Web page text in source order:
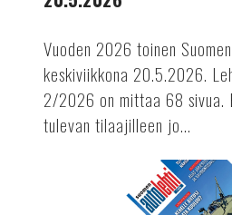
Vuoden 2026 toinen
keskiviikkona 20.5.2026.
2/2026 on mittaa 68 sivua.
tulevan tilaajilleen jo...